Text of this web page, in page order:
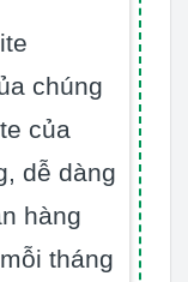
chúng
của
dễ dàng
hàng
tháng